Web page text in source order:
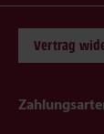
Vertrag